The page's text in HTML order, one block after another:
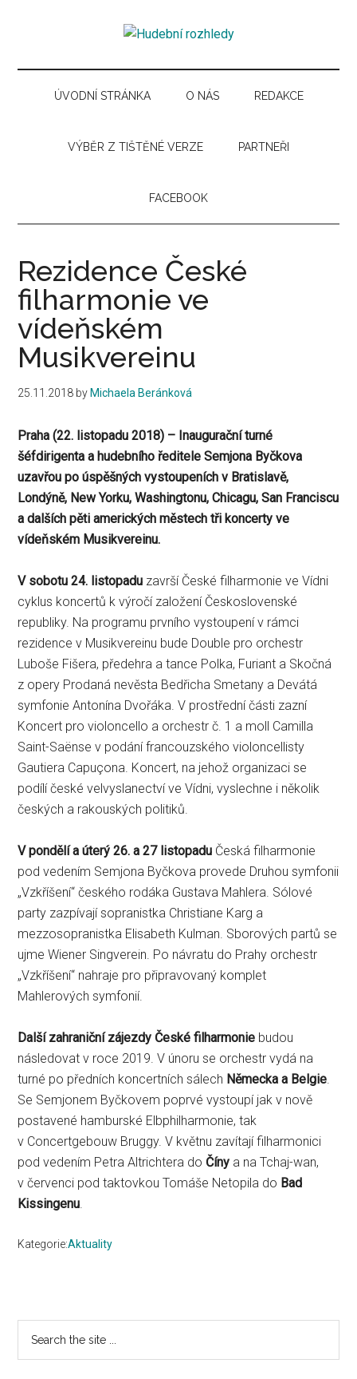
content
menu
sidebar
sidebar
Hudební
rozhledy
pro
hudebníÚVODNÍ STRÁNKA O NÁS REDAKCE
VÝBĚR Z TIŠTĚNÉ VERZE PARTNEŘI
FACEBOOK
Rezidence České
filharmonie ve
vídeňském
Musikvereinu
25.11.2018 by Michaela Beránková
Praha (22. listopadu 2018) – Inaugurační turné
šéfdirigenta a hudebního ředitele Semjona Byčkova
uzavřou po úspěšných vystoupeních v Bratislavě,
Londýně, New Yorku, Washingtonu, Chicagu, San Franciscu
a dalších pěti amerických městech tři koncerty ve
vídeňském Musikvereinu.
V sobotu 24. listopadu završí České filharmonie ve Vídni
cyklus koncertů k výročí založení Československé
republiky. Na programu prvního vystoupení v rámci
rezidence v Musikvereinu bude Double pro orchestr
Luboše Fišera, předehra a tance Polka, Furiant a Skočná
z opery Prodaná nevěsta Bedřicha Smetany a Devátá
symfonie Antonína Dvořáka. V prostřední části zazní
Koncert pro violoncello a orchestr č. 1 a moll Camilla
Saint-Saënse v podání francouzského violoncellisty
Gautiera Capuçona. Koncert, na jehož organizaci se
podílí české velvyslanectví ve Vídni, vyslechne i několik
českých a rakouských politiků.
V pondělí a úterý 26. a 27 listopadu Česká filharmonie
pod vedením Semjona Byčkova provede Druhou symfonii
„Vzkříšení“ českého rodáka Gustava Mahlera. Sólové
party zazpívají sopranistka Christiane Karg a
mezzosopranistka Elisabeth Kulman. Sborových partů se
ujme Wiener Singverein. Po návratu do Prahy orchestr
„Vzkříšení“ nahraje pro připravovaný komplet
Mahlerových symfonií.
Další zahraniční zájezdy České filharmonie budou
následovat v roce 2019. V únoru se orchestr vydá na
turné po předních koncertních sálech Německa a Belgie.
Se Semjonem Byčkovem poprvé vystoupí jak v nově
postavené hamburské Elbphilharmonie, tak
v Concertgebouw Bruggy. V květnu zavítají filharmonici
pod vedením Petra Altrichtera do Číny a na Tchaj-wan,
v červenci pod taktovkou Tomáše Netopila do Bad
Kissingenu.
Kategorie:Aktuality
Primary
Sidebar